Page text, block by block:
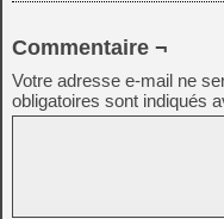
Commentaire ¬
Votre adresse e-mail ne
obligatoires sont indiqués